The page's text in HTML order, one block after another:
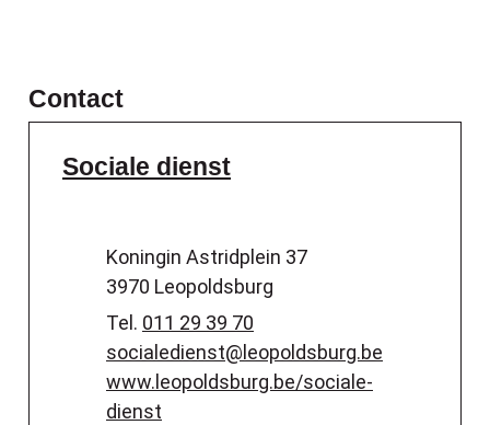
Contact
Sociale dienst
AdresKoningin Astridplein 37
,3970 Leopoldsburg
011 29 39 70
E-mailsocialedienst@ leopoldsburg.be
Websitewww.leopoldsburg.be/sociale-
dienst